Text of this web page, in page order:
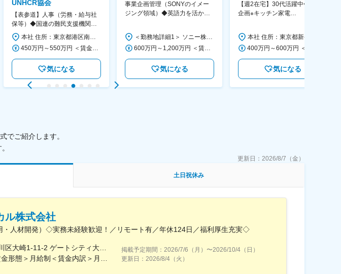
UNHCR協会
【表参道】人事（労務・給与社
保等）◆国連の難民支援機関の
活動を支える日本公式支援窓口
◆正職員登用前提
気になる
事業企画管理（SONYのイメー
ジング領域）◆英語力を活か
気になる
【週2在宅】30代活躍中◆商品
企画※キッチン家電
気になる
でご紹介します。
更新日： 2026/8/7（金）
土日祝休み
ル株式会社
・人材開発）◇実務未経験歓迎！／リモート有／年休124日／福利厚生充実◇
掲載予定期間： 2026/7/6（月） 〜2026/10/4（日）
更新日： 2026/8/4（火）